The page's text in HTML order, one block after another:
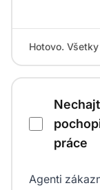
Hotovo.
práce
Agenti